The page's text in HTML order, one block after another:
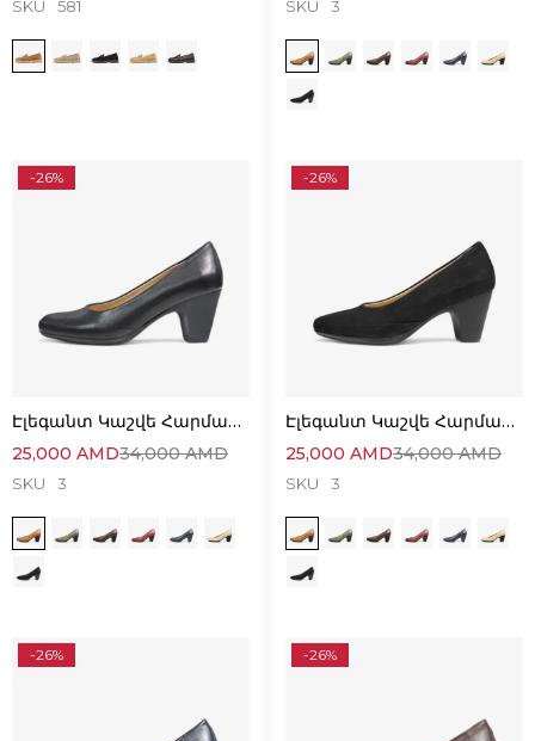
SKU 581 SKU 3
-26%
Էլեգանտ Կաշվե Հարմարավետ Կոշիկներ
34,000AMD
25,000 AMD
SKU 3
-26%
Էլեգանտ Կաշվե Հարմարավետ Կոշիկներ
34,000AMD
25,000 AMD
SKU 3
-26% -26%